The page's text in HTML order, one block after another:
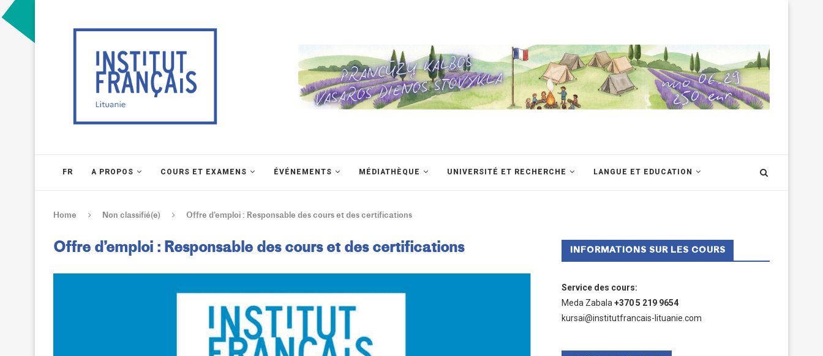
FR A PROPOS COURS ET EXAMENS ÉVÉNEMENTS MÉDIATHÈQUE UNIVERSITÉ ET RECHERCHE LANGUE ET EDUCATION
Home Non classifié(e) Offre d’emploi : Responsable des cours et des certifications
Offre d’emploi : Responsable des cours et des certifications INFORMATIONS SUR LES COURS
Service des cours:
Meda Zabala +370 5 219 9654
kursai@institutfrancais-lituanie.com